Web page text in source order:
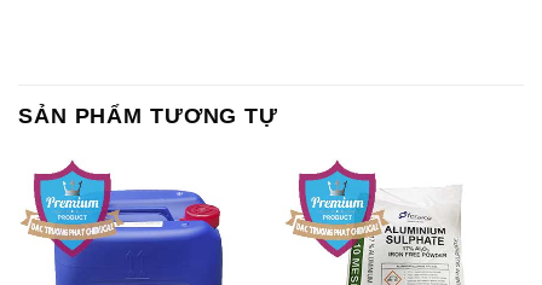
Chất Bảo Quản CMIT Thái Phèn Nhôm – Al2(SO4)3 17%